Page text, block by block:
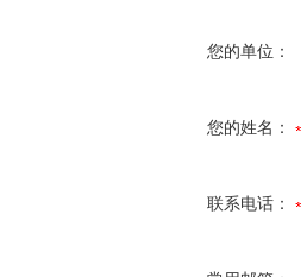
您的单位：
您的姓名：
联系电话：